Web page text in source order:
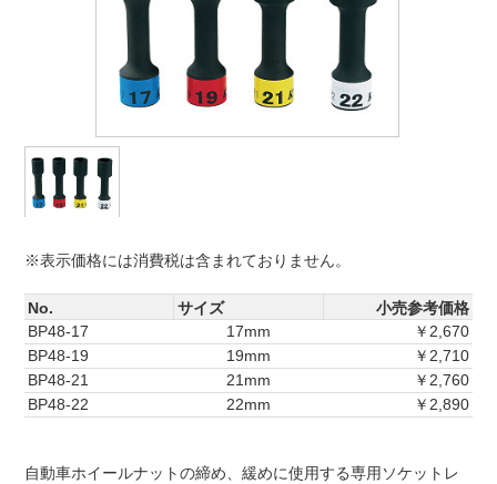
※表示価格には消費税は含まれておりません。
No. サイズ
小売参考価格
BP48-17
17mm
￥2,670
BP48-19
19mm
￥2,710
BP48-21
21mm
￥2,760
BP48-22
22mm ￥2,890
自動車ホイールナットの締め、緩めに使用する専用ソケットレ